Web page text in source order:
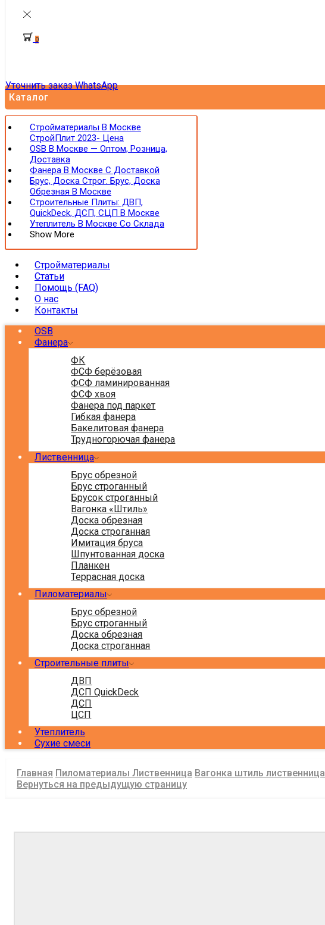
0
Уточнить заказ WhatsApp
Каталог
Стройматериалы В Москве
СтройПлит 2023- Цена
OSB В Москве — Оптом, Розница,
Доставка
Фанера В Москве С Доставкой
Брус, Доска Строг. Брус, Доска
Обрезная В Москве
Строительные Плиты: ДВП,
QuickDeck, ДСП, СЦП В Москве
Утеплитель В Москве Со Склада
Show More
Стройматериалы
Статьи
Помощь (FAQ)
О нас
Контакты
OSB
Фанера
ФК
ФСФ берёзовая
ФСФ ламинированная
ФСФ хвоя
Фанера под паркет
Гибкая фанера
Бакелитовая фанера
Трудногорючая фанера
Лиственница
Брус обрезной
Брус строганный
Брусок строганный
Вагонка «Штиль»
Доска обрезная
Доска строганная
Имитация бруса
Шпунтованная доска
Планкен
Террасная доска
Пиломатериалы
Брус обрезной
Брус строганный
Доска обрезная
Доска строганная
Строительные плиты
ДВП
ДСП QuickDeck
ДСП
ЦСП
Утеплитель
Сухие смеси
Главная Пиломатериалы Лиственница Вагонка штиль лиственница
Вернуться на предыдущую страницу